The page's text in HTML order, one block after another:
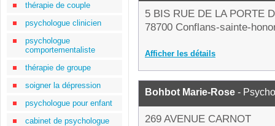
thérapie de couple
psychologue clinicien
psychologue
comportementaliste
thérapie de groupe
soigner la dépression
psychologue pour enfant
cabinet de psychologue
5 BIS RUE DE LA PORTE
78700 Conflans-sainte-
Afficher les détails
Bohbot Marie-Rose -
269 AVENUE CARNOT